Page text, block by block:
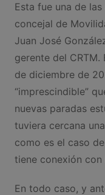
Esta fue una de
concejal de
Juan José
gerente del
de diciembre de
“imprescindible”
nuevas paradas
tuviera cercana
como es el caso
tiene conexión con
En todo caso, y